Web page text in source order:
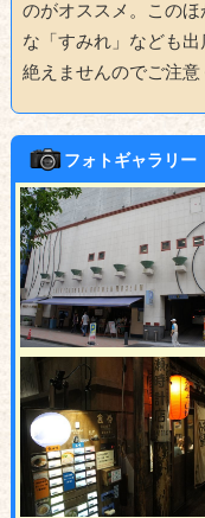
のがオススメ。この
な「すみれ」なども
絶えませんのでご注意
フォトギャラリー